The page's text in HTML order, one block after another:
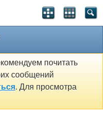
почитать
сообщений
. Для просмотра
Inc.